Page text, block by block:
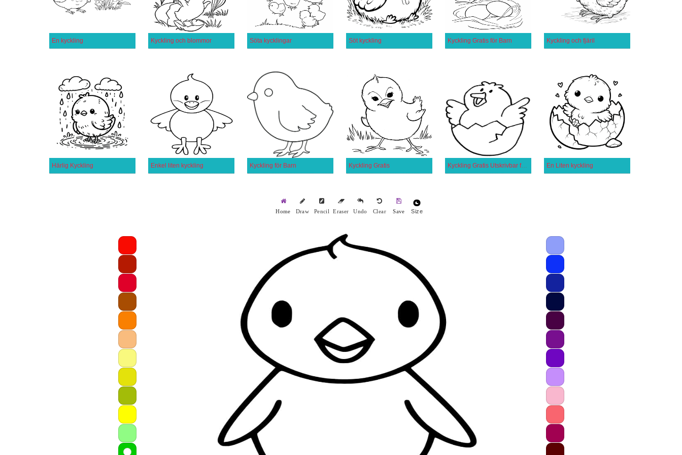
En kyckling Kyckling och blommor Söta kycklingar Söt kyckling Kyckling Gratis för Barn Kyckling och fjäril
Härlig Kyckling Enkel liten kyckling Kyckling för Barn Kyckling Gratis Kyckling Gratis Utskrivbar för Barn En Liten kyckling
Home Draw Pencil Eraser Undo Clear Save Size